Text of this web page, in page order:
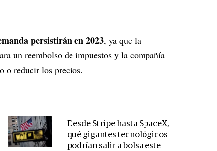
persistirán en 2023, ya que la
un reembolso de impuestos y la compañía
o reducir los precios.
Desde Stripe hasta SpaceX,
qué gigantes tecnológicos
podrían salir a bolsa este